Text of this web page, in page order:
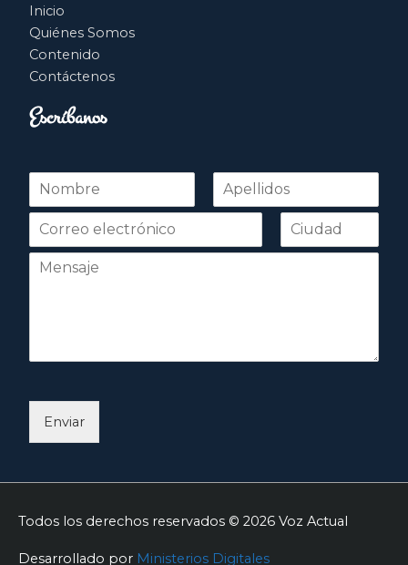
Inicio
Quiénes Somos
Contenido
Contáctenos
Escríbanos
N
m
r
Nombre Apellidos
Enviar
Todos los derechos reservados © 2026 Voz Actual
Desarrollado por Ministerios Digitales